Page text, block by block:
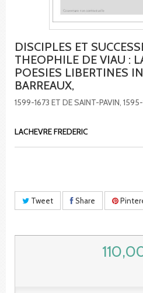
DISCIPLES ET
THEOPHILE DE VIAU :
POESIES LIBERTINES
BARREAUX,
1599-1673 ET DE SAINT-PAVIN, 1595-
LACHEVRE FREDERIC
Tweet Share